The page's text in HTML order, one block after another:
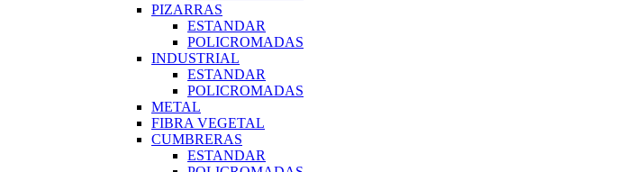
PIZARRAS
ESTANDAR
POLICROMADAS
INDUSTRIAL
ESTANDAR
POLICROMADAS
METAL
FIBRA VEGETAL
CUMBRERAS
ESTANDAR